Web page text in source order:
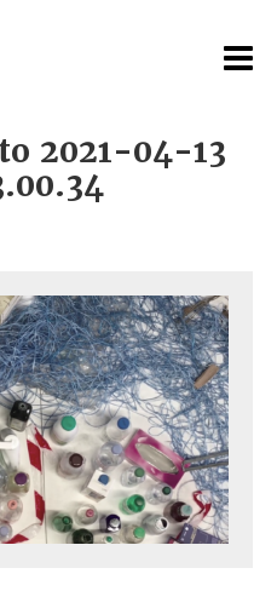
2021-04-13